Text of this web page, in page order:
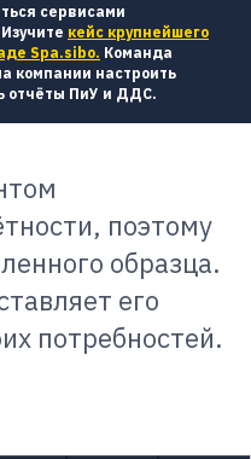
сервисами
кейс крупнейшего
Spa.sibo. Команда
компании настроить
отчёты ПиУ и ДДС.
поэтому
образца.
его
потребностей.